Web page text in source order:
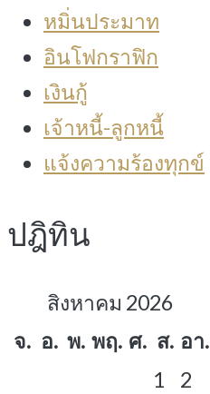
หมิ่นประมาท
อินโฟกราฟิก
เงินกู้
เจ้าหนี้-ลูกหนี้
แจ้งความร้องทุกข์
ปฎิทิน
สิงหาคม 2026
จ. อ. พ. พฤ. ศ. ส. อา.
1
2